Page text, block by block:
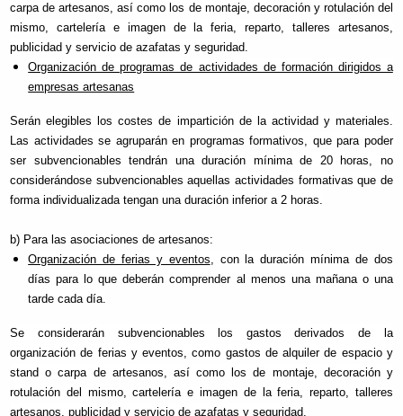
carpa de artesanos, así como los de montaje, decoración y rotulación del
mismo, cartelería e imagen de la feria, reparto, talleres artesanos,
publicidad y servicio de azafatas y seguridad.
Organización de programas de actividades de formación dirigidos a
empresas artesanas
Serán elegibles los costes de impartición de la actividad y materiales.
Las actividades se agruparán en programas formativos, que para poder
ser subvencionables tendrán una duración mínima de 20 horas, no
considerándose subvencionables aquellas actividades formativas que de
forma individualizada tengan una duración inferior a 2 horas.
b) Para las asociaciones de artesanos:
Organización de ferias y eventos, con la duración mínima de dos
días para lo que deberán comprender al menos una mañana o una
tarde cada día.
Se considerarán subvencionables los gastos derivados de la
organización de ferias y eventos, como gastos de alquiler de espacio y
stand o carpa de artesanos, así como los de montaje, decoración y
rotulación del mismo, cartelería e imagen de la feria, reparto, talleres
artesanos, publicidad y servicio de azafatas y seguridad.